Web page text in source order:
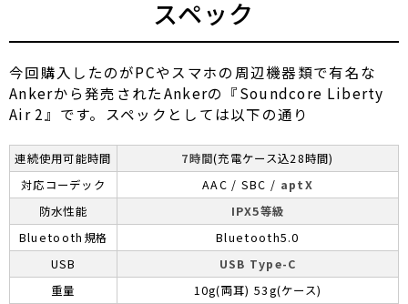
スペック
今回購入したのがPCやスマホの周辺機器類で有名な
Ankerから発売されたAnkerの『Soundcore Liberty
Air 2』です。スペックとしては以下の通り
連続使用可能時間 7時間(充電ケース込28時間)
対応コーデック
AAC / SBC / aptX
防水性能
IPX5等級
Bluetooth規格
Bluetooth5.0
USB
USB Type-C
重量
10g(両耳) 53g(ケース)